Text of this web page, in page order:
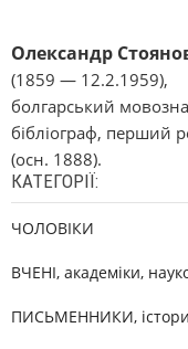
Олександр
(1859 — 12.2.1959),
болгарський
бібліограф, перший
(осн. 1888).
КАТЕГОРІЇ:
ЧОЛОВІКИ
ВЧЕНІ, академіки,
ПИСЬМЕННИКИ,